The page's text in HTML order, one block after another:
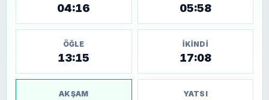
04:16 05:58
ÖĞLE
13:15
İKINDI
17:08
AKŞAM YATSI